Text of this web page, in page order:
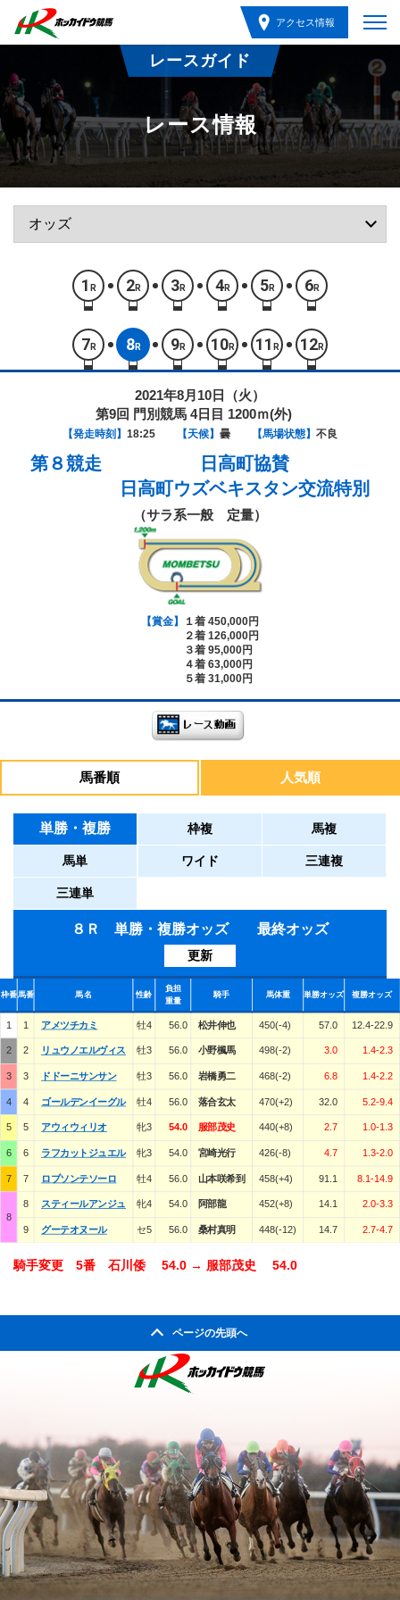
アクセス情報
レースガイド
レース情報
1 R 2R 3R 4R 5R 6R
7 R 8R 9R 10R 11 R 12R
2021年8月10日（火）
第9回 門別競馬 4日目 1200ｍ(外)
【発走時刻】 18:25 【天候】 曇 【馬場状態】 不良
第８競走
日高町協賛
日高町ウズベキスタン交流特別
（サラ系一般 定量）
【賞金】
１着 450,000円
２着 126,000円
３着 95,000円
４着 63,000円
５着 31,000円
馬番順 人気順
単勝・複勝 枠複 馬複
馬単 ワイド 三連複
三連単
８Ｒ 単勝・複勝オッズ 最終オッズ
更新
枠番馬番 馬名 性齢
負担
重量
騎手 馬体重 単勝オッズ 複勝オッズ
1 1 アメツチカミ 牡4 56.0 松井伸也 450(-4) 57.0 12.4-22.9
2 2 リュウノエルヴィス 牡3 56.0 小野楓馬 498(-2) 3.0 1.4-2.3
3 3 ドドーニサンサン 牡3 56.0 岩橋勇二 468(-2) 6.8 1.4-2.2
4 4 ゴールデンイーグル 牡4 56.0 落合玄太 470(+2) 32.0 5.2-9.4
5 5 アウィウィリオ 牝3 54.0 服部茂史 440(+8) 2.7 1.0-1.3
6 6 ラフカットジュエル 牝3 54.0 宮崎光行 426(-8) 4.7 1.3-2.0
7 7 ロブソンテソーロ 牡4 56.0 山本咲希到 458(+4) 91.1 8.1-14.9
8
8 スティールアンジュ 牝4 54.0 阿部龍 452(+8) 14.1 2.0-3.3
9 グーテオヌール セ5 56.0 桑村真明 448(-12) 14.7 2.7-4.7
騎手変更 5番 石川倭 54.0 → 服部茂史 54.0
ページの先頭へ